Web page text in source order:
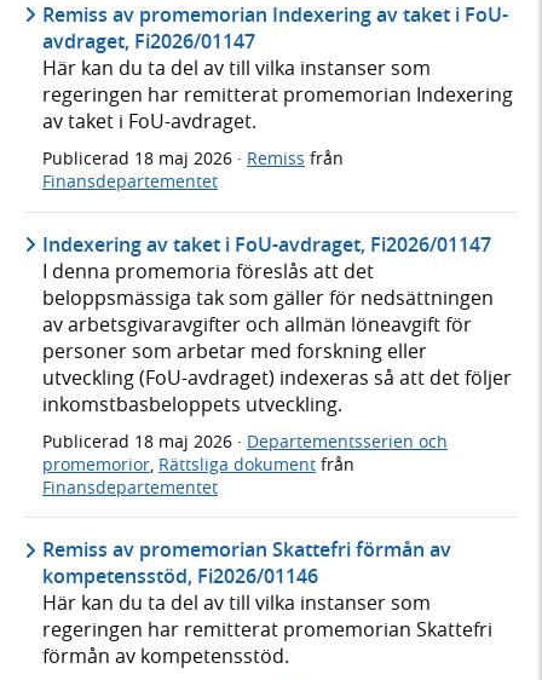
Remiss av promemorian Indexering av taket i FoU-
avdraget, Fi2026/01147
Här kan du ta del av till vilka instanser som
regeringen har remitterat promemorian Indexering
av taket i FoU-avdraget.
Publicerad 18 maj 2026 · Remiss från
Finansdepartementet
Indexering av taket i FoU-avdraget, Fi2026/01147
I denna promemoria föreslås att det
beloppsmässiga tak som gäller för nedsättningen
av arbetsgivaravgifter och allmän löneavgift för
personer som arbetar med forskning eller
utveckling (FoU-avdraget) indexeras så att det följer
inkomstbasbeloppets utveckling.
Publicerad 18 maj 2026 · Departementsserien och
promemorior, Rättsliga dokument från
Finansdepartementet
Remiss av promemorian Skattefri förmån av
kompetensstöd, Fi2026/01146
Här kan du ta del av till vilka instanser som
regeringen har remitterat promemorian Skattefri
förmån av kompetensstöd.